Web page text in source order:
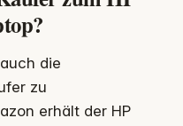
die
zu
erhält der HP